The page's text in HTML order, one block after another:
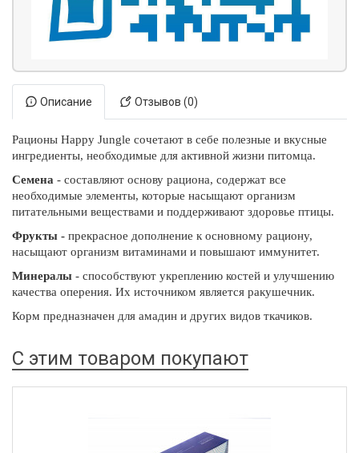
Описание Отзывов (0)
Рационы Happy Jungle сочетают в себе полезные и вкусные
ингредиенты, необходимые для активной жизни питомца.
Семена - составляют основу рациона, содержат все
необходимые элементы, которые насыщают организм
питательными веществами и поддерживают здоровье птицы.
Фрукты - прекрасное дополнение к основному рациону,
насыщают организм витаминами и повышают иммунитет.
Минералы - способствуют укреплению костей и улучшению
качества оперения. Их источником является ракушечник.
Корм предназначен для амадин и других видов ткачиков.
С этим товаром покупают